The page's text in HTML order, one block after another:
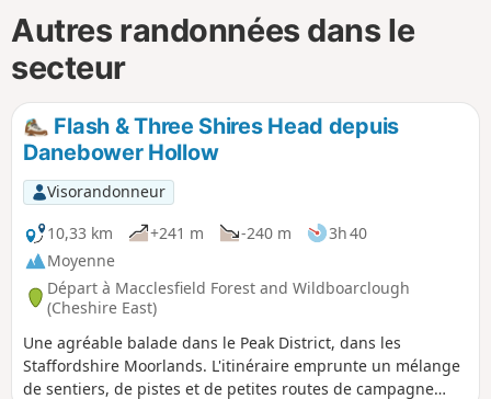
Autres randonnées dans le
secteur
Flash & Three Shires Head depuis
Danebower Hollow
Visorandonneur
10,33 km
+241 m -240 m
3h 40
Moyenne
Départ à Macclesfield Forest and Wildboarclough
(Cheshire East)
Une agréable balade dans le Peak District, dans les
Staffordshire Moorlands. L'itinéraire emprunte un mélange
de sentiers, de pistes et de petites routes de campagne